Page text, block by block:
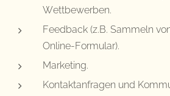
Wettbewerben.
Feedback (z.B. Sammeln
Online-Formular).
Marketing.
Kontaktanfragen und